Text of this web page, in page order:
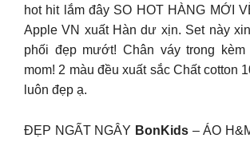
hot hit lắm đây SO HOT HÀNG MỚI
Apple VN xuất Hàn dư xịn. Set này
phối đẹp mướt! Chân váy trong
mom! 2 màu đều xuất sắc Chất cotton
luôn đẹp ạ.
ĐẸP NGẤT NGÂY BonKids– ÁO